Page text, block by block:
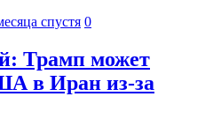
спустя 0
Трамп может
в Иран из-за